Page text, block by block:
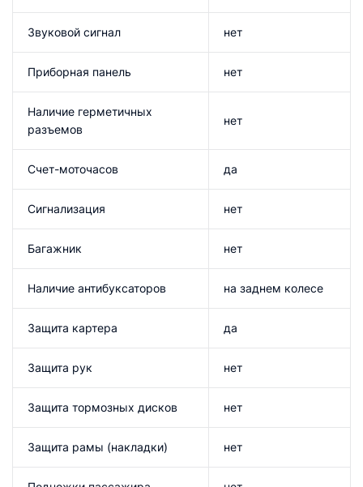
Звуковой сигнал нет
Приборная панель нет
Наличие герметичных
разъемов
нет
Счет-моточасов да
Сигнализация нет
Багажник нет
Наличие антибуксаторов на заднем колесе
Защита картера да
Защита рук нет
Защита тормозных дисков нет
Защита рамы (накладки) нет